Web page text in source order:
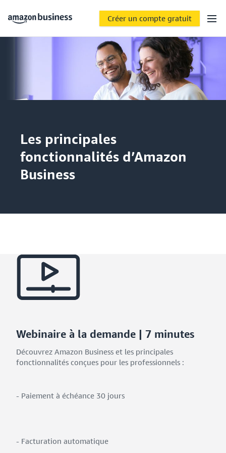
Créer un compte gratuit
Les principales
fonctionnalités d’Amazon
Business
Webinaire à la demande | 7 minutes
Découvrez Amazon Business et les principales
fonctionnalités conçues pour les professionnels :
- Paiement à échéance 30 jours
- Facturation automatique